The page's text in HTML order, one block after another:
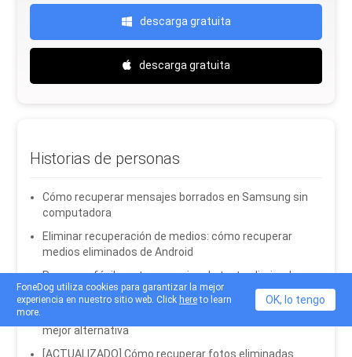
descarga gratuita
descarga gratuita
Historias de personas
Cómo recuperar mensajes borrados en Samsung sin
computadora
Eliminar recuperación de medios: cómo recuperar
medios eliminados de Android
Recupere fácilmente mensajes de texto eliminados
(dispositivos Android LG)
Guía para la recuperación de imágenes Digdeep y su
mejor alternativa
[ACTUALIZADO] Cómo recuperar fotos eliminadas
FoneDog utiliza cookies para garantizar la mejor
experiencia en nuestro sitio web. Click hereto learn
more.
OK, lo tengo